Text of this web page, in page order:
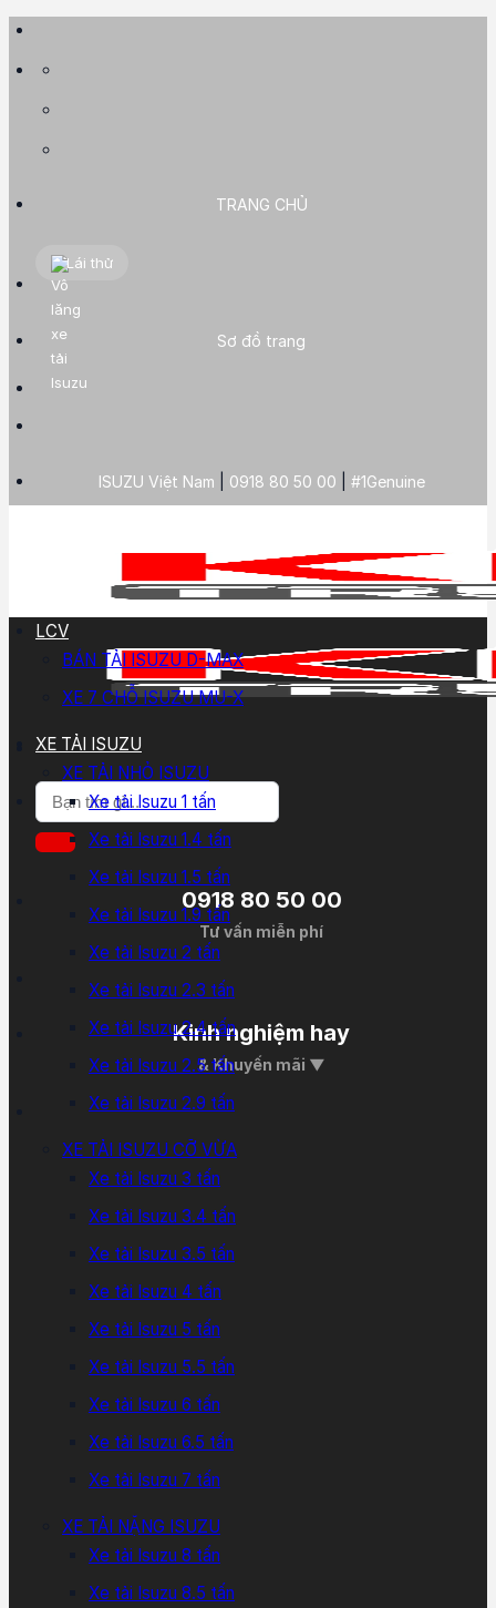
Skip
TRANG CHỦ
Lái thử
Sơ đồ trang
ISUZU Việt Nam 0918 80 50 00 #1Genuine
Tìm
kiếm:
0918 80 50 00
Tư vấn miễn phí
Kinh nghiệm hay
& Khuyến mãi ▼
LCV
BÁN TẢI ISUZU D-MAX
XE 7 CHỖ ISUZU MU-X
XE TẢI ISUZU
XE TẢI NHỎ ISUZU
Xe tải Isuzu 1 tấn
Xe tải Isuzu 1.4 tấn
Xe tải Isuzu 1.5 tấn
Xe tải Isuzu 1.9 tấn
Xe tải Isuzu 2 tấn
Xe tải Isuzu 2.3 tấn
Xe tải Isuzu 2.4 tấn
Xe tải Isuzu 2.5 tấn
Xe tải Isuzu 2.9 tấn
XE TẢI ISUZU CỠ VỪA
Xe tải Isuzu 3 tấn
Xe tải Isuzu 3.4 tấn
Xe tải Isuzu 3.5 tấn
Xe tải Isuzu 4 tấn
Xe tải Isuzu 5 tấn
Xe tải Isuzu 5.5 tấn
Xe tải Isuzu 6 tấn
Xe tải Isuzu 6.5 tấn
Xe tải Isuzu 7 tấn
XE TẢI NẶNG ISUZU
Xe tải Isuzu 8 tấn
Xe tải Isuzu 8.5 tấn